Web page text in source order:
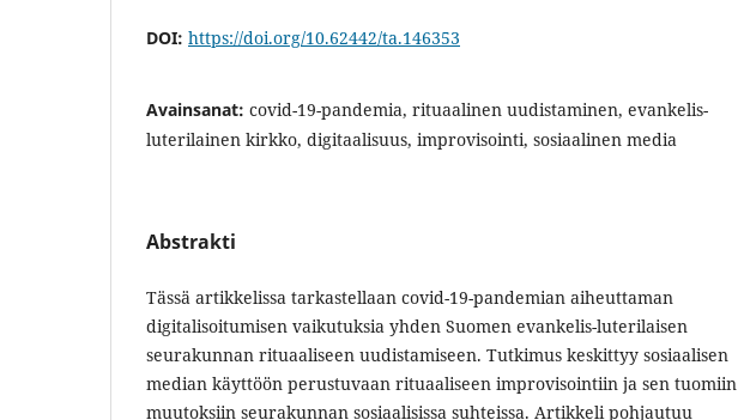
DOI: https://doi.org/10.62442/ta.146353
Avainsanat: covid-19-pandemia, rituaalinen uudistaminen, evankelis-
luterilainen kirkko, digitaalisuus, improvisointi, sosiaalinen media
Abstrakti
Tässä artikkelissa tarkastellaan covid-19-pandemian aiheuttaman
digitalisoitumisen vaikutuksia yhden Suomen evankelis-luterilaisen
seurakunnan rituaaliseen uudistamiseen. Tutkimus keskittyy sosiaalisen
median käyttöön perustuvaan rituaaliseen improvisointiin ja sen tuomiin
muutoksiin seurakunnan sosiaalisissa suhteissa. Artikkeli pohjautuu